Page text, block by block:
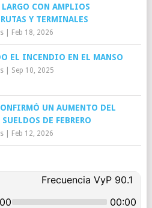
CON AMPLIOS
Y TERMINALES
| Feb 18, 2026
EL INCENDIO EN EL MANSO
| Sep 10, 2025
UN AUMENTO DEL
DE FEBRERO
| Feb 12, 2026